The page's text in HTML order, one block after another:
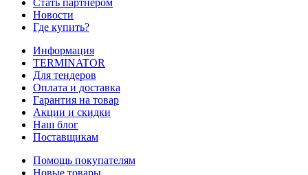
Стать партнером
Новости
Где купить?
Информация
TERMINATOR
Для тендеров
Оплата и доставка
Гарантия на товар
Акции и скидки
Наш блог
Поставщикам
Помощь покупателям